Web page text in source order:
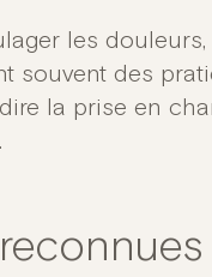
les douleurs,
souvent des
la prise en